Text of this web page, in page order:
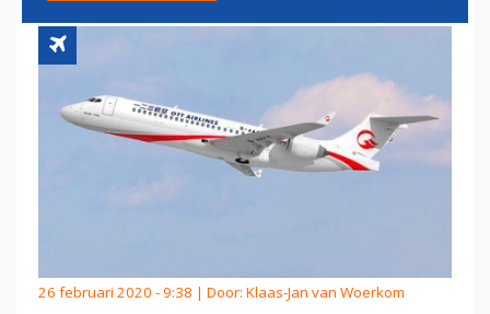
26 februari 2020 - 9:38 | Door: Klaas-Jan van Woerkom